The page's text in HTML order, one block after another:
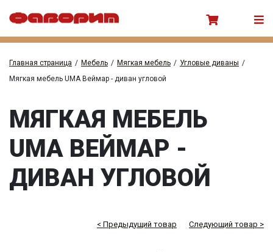
Главная страница / Мебель / Мягкая мебель / Угловые диваны /
Мягкая мебель UMA Веймар - диван угловой
МЯГКАЯ МЕБЕЛЬ
UMA ВЕЙМАР -
ДИВАН УГЛОВОЙ
< Предыдущий товар Следующий товар >